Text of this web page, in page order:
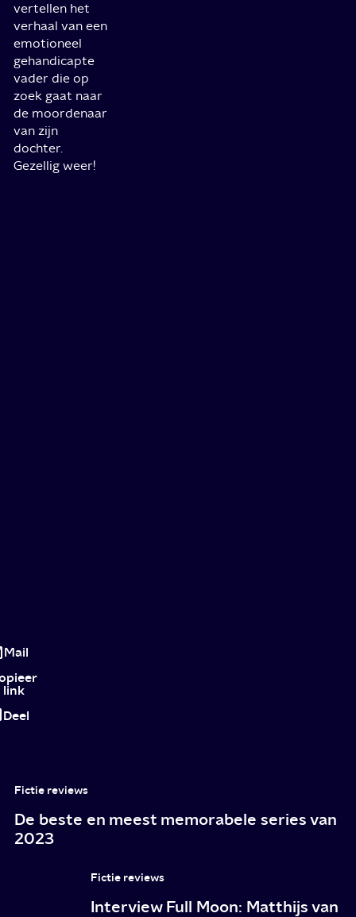
vertellen het
verhaal van een
emotioneel
gehandicapte
vader die op
zoek gaat naar
de moordenaar
van zijn
dochter.
Gezellig weer!
To
Face:
minimalistische
Deense
op
Mail
link
Deel
Fictie reviews
De beste en meest memorabele series van
2023
Fictie reviews
Interview Full Moon: Matthijs van